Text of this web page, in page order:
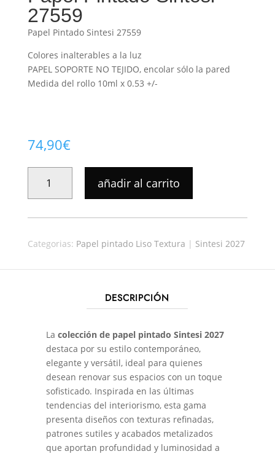
27559
Papel Pintado Sintesi 27559
Colores inalterables a la luz
PAPEL SOPORTE NO TEJIDO, encolar sólo la pared
Medida del rollo 10ml x 0.53 +/-
74,90€
PINTADO
SINTESI
27559
añadir al carrito
Categorias: Papel pintado Liso Textura | Sintesi 2027
DESCRIPCIÓN
La colección de papel pintado Sintesi 2027
destaca por su estilo contemporáneo,
elegante y versátil, ideal para quienes
desean renovar sus espacios con un toque
sofisticado. Inspirada en las últimas
tendencias del interiorismo, esta gama
presenta diseños con texturas refinadas,
patrones sutiles y acabados metalizados
que aportan profundidad y luminosidad a